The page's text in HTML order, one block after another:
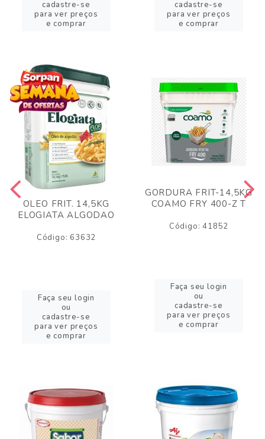
cadastre-se
para ver preços
e comprar
cadastre-se
para ver preços
e comprar
OLEO FRIT. 14,5KG
ELOGIATA ALGODAO
Código: 63632
Faça seu login
ou
cadastre-se
para ver preços
e comprar
GORDURA FRIT-14,5KG
COAMO FRY 400-Z T
Código: 41852
Faça seu login
ou
cadastre-se
para ver preços
e comprar